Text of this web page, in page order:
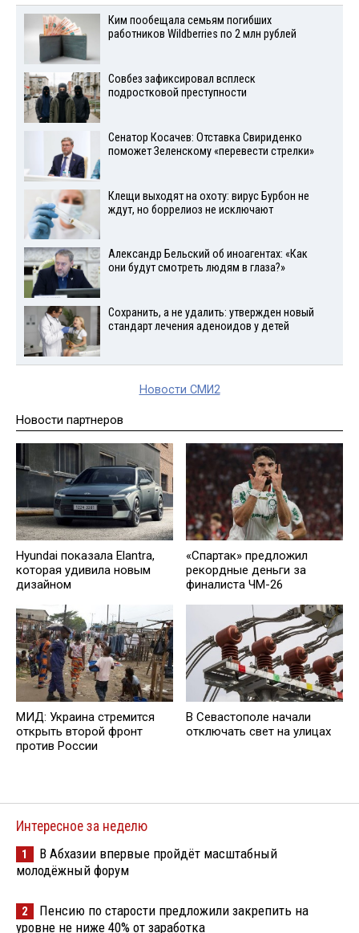
Ким пообещала семьям погибших
работников Wildberries по 2 млн рублей
Совбез зафиксировал всплеск
подростковой преступности
Сенатор Косачев: Отставка Свириденко
поможет Зеленскому «перевести стрелки»
Клещи выходят на охоту: вирус Бурбон не
ждут, но боррелиоз не исключают
Александр Бельский об иноагентах: «Как
они будут смотреть людям в глаза?»
Сохранить, а не удалить: утвержден новый
стандарт лечения аденоидов у детей
Новости СМИ2
Новости партнеров
Hyundai показала Elantra,
которая удивила новым
дизайном
«Спартак» предложил
рекордные деньги за
финалиста ЧМ-26
МИД: Украина стремится
открыть второй фронт
против России
В Севастополе начали
отключать свет на улицах
Интересное за неделю
1
В Абхазии впервые пройдёт масштабный
молодёжный форум
2
Пенсию по старости предложили закрепить на
уровне не ниже 40% от заработка